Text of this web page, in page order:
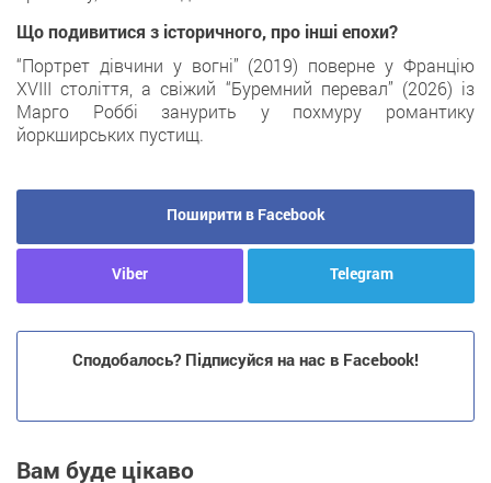
Що подивитися з історичного, про інші епохи?
“Портрет дівчини у вогні” (2019) поверне у Францію
XVIII століття, а свіжий “Буремний перевал” (2026) із
Марго Роббі занурить у похмуру романтику
йоркширських пустищ.
Поширити в Facebook
Viber Telegram
Сподобалось? Підписуйся на нас в Facebook!
Вам буде цікаво